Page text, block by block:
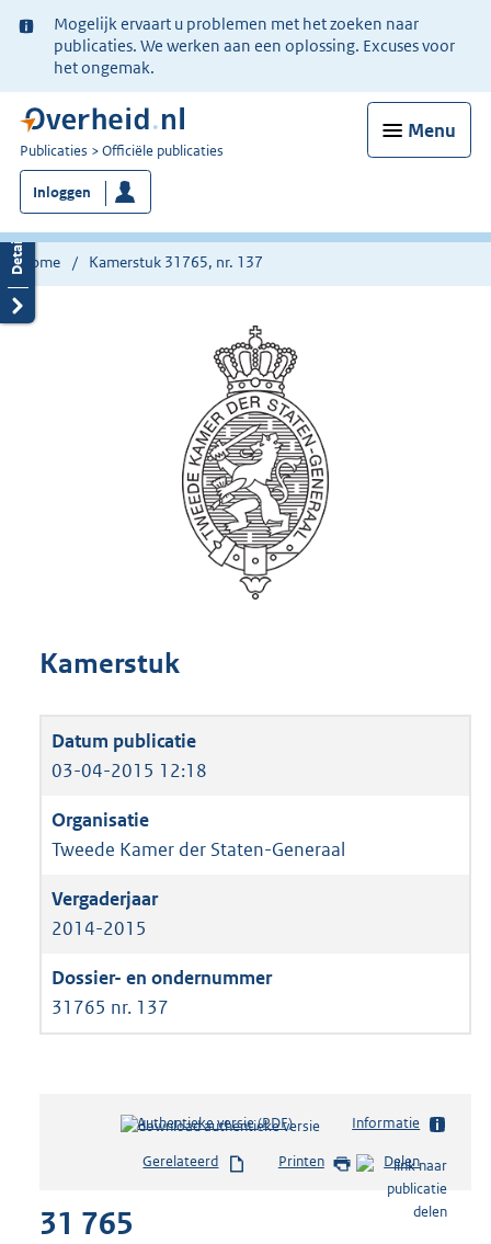
Ter
informatie:
Mogelijk ervaart u problemen met het zoeken naar
publicaties. We werken aan een oplossing. Excuses voor
het ongemak.
Menu
U
bent
nu
hier:
Publicaties Officiële publicaties
Inloggen
Home Kamerstuk 31765, nr. 137
Kamerstuk
03-04-2015 12:18
Tweede Kamer der Staten-Generaal
2014-2015
31765 nr. 137
Authentieke versie (PDF)b
s
Informatie
Gerelateerd Printen Delen
31 765